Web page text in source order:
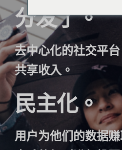
分发了。
去中心化的社交平
共享收入。
民主化。
用户为他们的数据